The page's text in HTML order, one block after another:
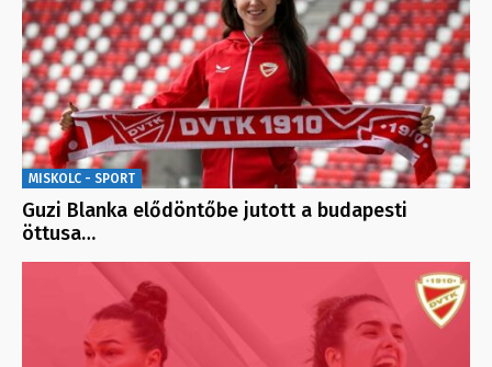
MISKOLC - SPORT
Guzi Blanka elődöntőbe jutott a budapesti
öttusa…